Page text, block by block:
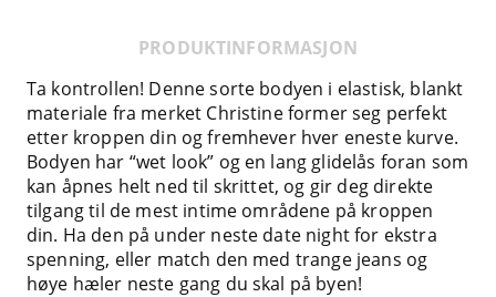
PRODUKTINFORMASJON
Ta kontrollen! Denne sorte bodyen i elastisk, blankt
materiale fra merket Christine former seg perfekt
etter kroppen din og fremhever hver eneste kurve.
Bodyen har “wet look” og en lang glidelås foran som
kan åpnes helt ned til skrittet, og gir deg direkte
tilgang til de mest intime områdene på kroppen
din. Ha den på under neste date night for ekstra
spenning, eller match den med trange jeans og
høye hæler neste gang du skal på byen!